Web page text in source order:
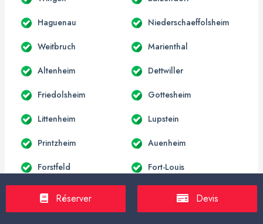
Haguenau Niederschaeffolsheim
Weitbruch Marienthal
Altenheim Dettwiller
Friedolsheim Gottesheim
Littenheim Lupstein
Printzheim Auenheim
Forstfeld Fort-Louis
Kauffenheim
Neuhaeusel Roeschwoog
Réserver Devis